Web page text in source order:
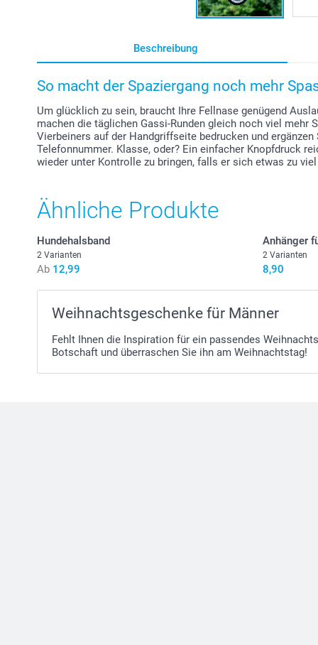
Beschreibung
So macht der Spaziergang noch mehr
Um glücklich zu sein, braucht Ihre Fellnase genügend
machen die täglichen Gassi-Runden gleich noch viel mehr
Vierbeiners auf der Handgriffseite bedrucken und
Telefonnummer. Klasse, oder? Ein einfacher Knopfdruck
wieder unter Kontrolle zu bringen, falls er sich etwas zu
Ähnliche Produkte
Hundehalsband
2 Varianten
Ab 12,99
Anhänger
2 Varianten
8,90
Weihnachtsgeschenke für Männer
Fehlt Ihnen die Inspiration für ein passendes
Botschaft und überraschen Sie ihn am Weihnachtstag!